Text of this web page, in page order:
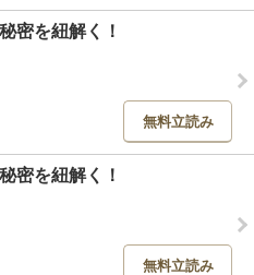
密を紐解く！
無料立読み
密を紐解く！
無料立読み